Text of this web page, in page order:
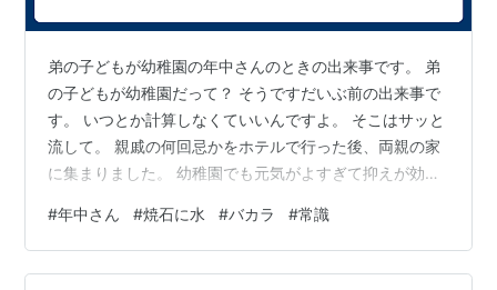
弟の子どもが幼稚園の年中さんのときの出来事です。 弟
の子どもが幼稚園だって？ そうですだいぶ前の出来事で
す。 いつとか計算しなくていいんですよ。 そこはサッと
流して。 親戚の何回忌かをホテルで行った後、両親の家
に集まりました。 幼稚園でも元気がよすぎて抑えが効か
我慢を強いられましたはおりこうに過ごしいていまし
た。 両親宅に来てからというものは自由と理解を得て、
狭い家の中をぐるぐると走りまわっています。 弟夫婦の
#年中さん #焼石に水 #バカラ #常識